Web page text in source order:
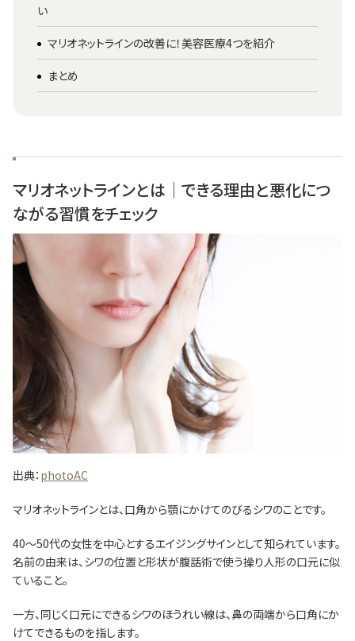
い
マリオネットラインの改善に！美容医療4つを紹介
まとめ
マリオネットラインとは│できる理由と悪化につ
ながる習慣をチェック
出典： photoAC
マリオネットラインとは、口角から顎にかけてのびるシワのことです。
40～50代の女性を中心とするエイジングサインとして知られています。
名前の由来は、シワの位置と形状が腹話術で使う操り人形の口元に似
ていること。
一方、同じく口元にできるシワのほうれい線は、鼻の両端から口角にか
けてできるものを指します。